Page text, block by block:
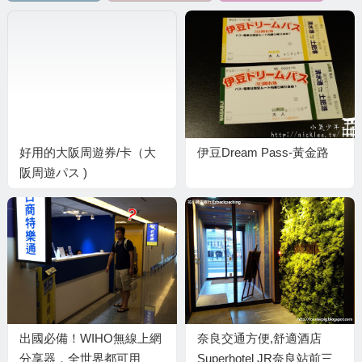
好用的大阪周遊券/卡（大
阪周遊パス )
伊豆Dream Pass-黃金路
出國必備！WIHO無線上網
分享器，全世界都可用
奈良交通方便,舒適酒店
Superhotel JR奈良站前三